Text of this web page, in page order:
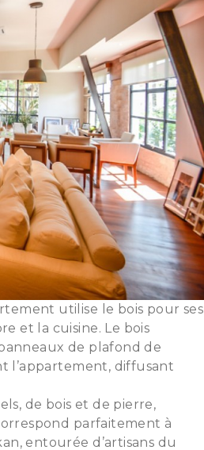
utilise le bois pour ses
et la cuisine. Le bois
de plafond de
l’appartement, diffusant
de bois et de pierre,
parfaitement à
entourée d’artisans du